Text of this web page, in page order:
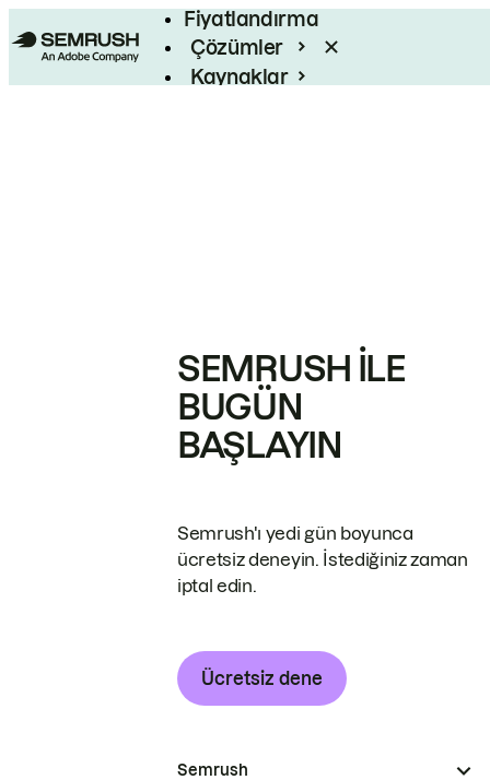
Fiyatlandırma
Çözümler
Kaynaklar
SEMRUSH ILE
BUGÜN
BAŞLAYIN
Semrush'ı yedi gün boyunca
ücretsiz deneyin. İstediğiniz zaman
iptal edin.
Ücretsiz dene
Semrush